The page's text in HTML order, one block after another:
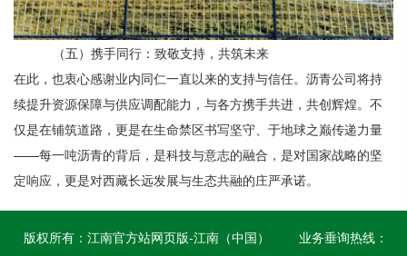
（五）携手同行：致敬支持，共筑未来
在此，也衷心感谢业内同仁一直以来的支持与信任。沥青公司将持
续提升资源保障与供应调配能力，与各方携手共进，共创辉煌。不
仅是在铺筑道路，更是在生命禁区书写坚守、于地球之巅传递力量
——每一吨沥青的背后，是科技与意志的融合，是对国家战略的坚
定响应，更是对西藏长远发展与生态共融的庄严承诺。
版权所有： 江南官方站网页版-江南（中国）
业务垂询热线：